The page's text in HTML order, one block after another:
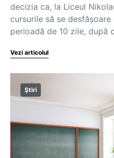
decizia ca, la Liceul
cursurile să se
perioadă de 10 zile, după
Vezi articolul
Știri